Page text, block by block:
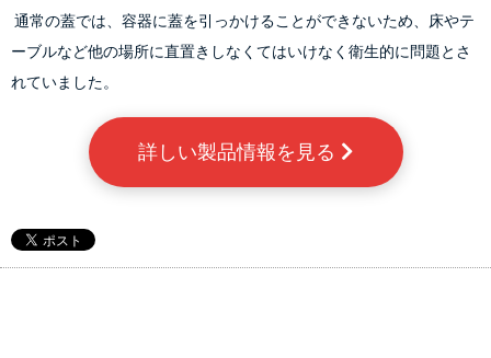
ーブルなど他の場所に直置きしなくてはいけなく衛生的に問題とさ
れていました。
詳しい製品情報を見る